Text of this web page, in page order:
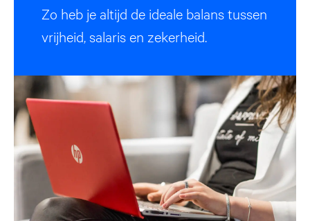
Zo heb je altijd de ideale balans tussen
vrijheid, salaris en zekerheid.